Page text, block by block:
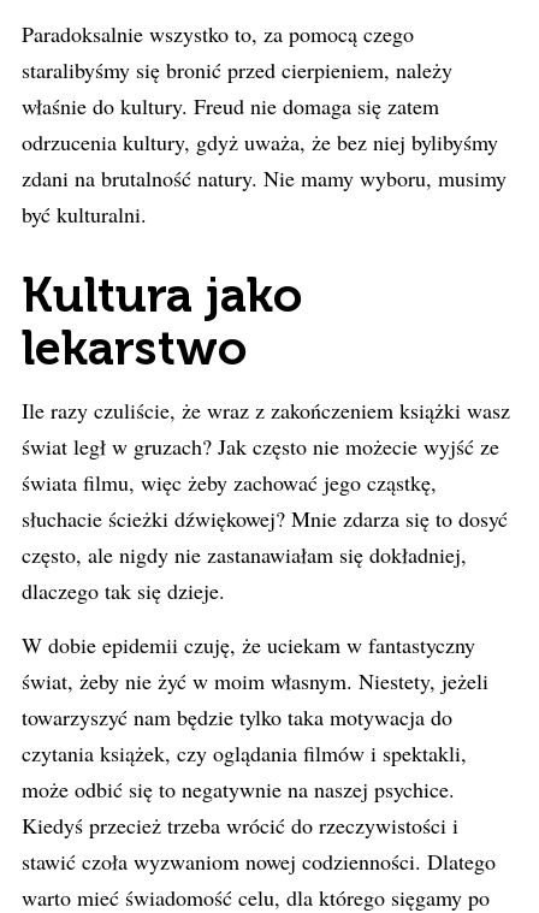
Paradoksalnie wszystko to, za pomocą czego
staralibyśmy się bronić przed cierpieniem, należy
właśnie do kultury. Freud nie domaga się zatem
odrzucenia kultury, gdyż uważa, że bez niej bylibyśmy
zdani na brutalność natury. Nie mamy wyboru, musimy
być kulturalni.
Kultura jako
lekarstwo
Ile razy czuliście, że wraz z zakończeniem książki wasz
świat legł w gruzach? Jak często nie możecie wyjść ze
świata filmu, więc żeby zachować jego cząstkę,
słuchacie ścieżki dźwiękowej? Mnie zdarza się to dosyć
często, ale nigdy nie zastanawiałam się dokładniej,
dlaczego tak się dzieje.
W dobie epidemii czuję, że uciekam w fantastyczny
świat, żeby nie żyć w moim własnym. Niestety, jeżeli
towarzyszyć nam będzie tylko taka motywacja do
czytania książek, czy oglądania filmów i spektakli,
może odbić się to negatywnie na naszej psychice.
Kiedyś przecież trzeba wrócić do rzeczywistości i
stawić czoła wyzwaniom nowej codzienności. Dlatego
warto mieć świadomość celu, dla którego sięgamy po